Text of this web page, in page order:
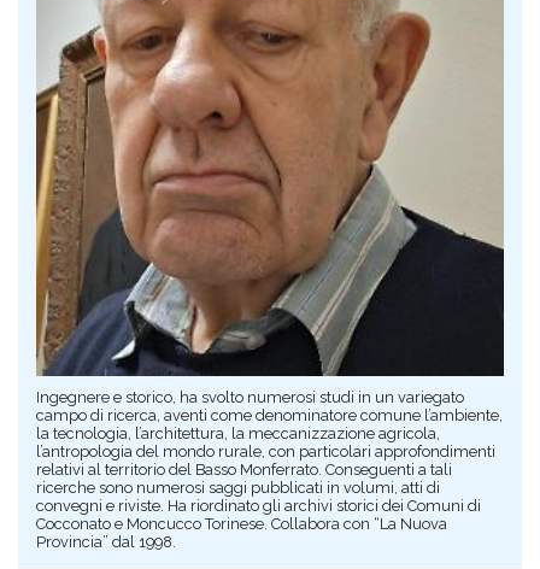
Ingegnere e storico, ha svolto numerosi studi in un variegato
campo di ricerca, aventi come denominatore comune l’ambiente,
la tecnologia, l’architettura, la meccanizzazione agricola,
l’antropologia del mondo rurale, con particolari approfondimenti
relativi al territorio del Basso Monferrato. Conseguenti a tali
ricerche sono numerosi saggi pubblicati in volumi, atti di
convegni e riviste. Ha riordinato gli archivi storici dei Comuni di
Cocconato e Moncucco Torinese. Collabora con “La Nuova
Provincia” dal 1998.